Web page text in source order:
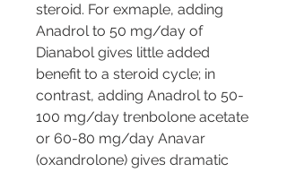
steroid. For exmaple, adding
Anadrol to 50 mg/day of
Dianabol gives little added
benefit to a steroid cycle; in
contrast, adding Anadrol to 50-
100 mg/day trenbolone acetate
or 60-80 mg/day Anavar
(oxandrolone) gives dramatic